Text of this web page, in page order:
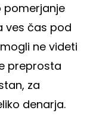
pomerjanje
ves čas pod
ne videti
preprosta
za
denarja.